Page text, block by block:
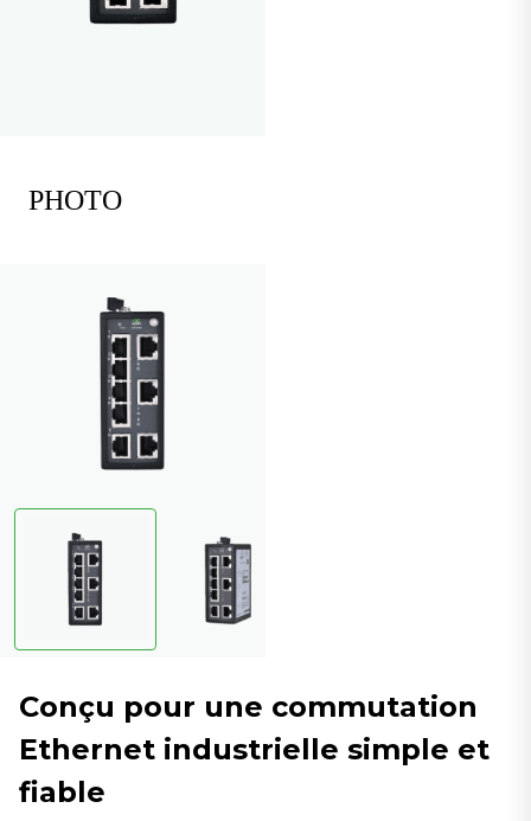
PHOTO
Conçu pour une commutation
Ethernet industrielle simple et
fiable